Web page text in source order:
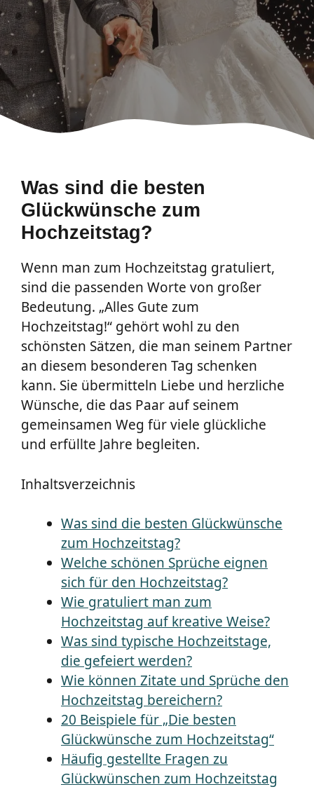
Was sind die besten
Glückwünsche zum
Hochzeitstag?
Wenn man zum Hochzeitstag gratuliert,
sind die passenden Worte von großer
Bedeutung. „Alles Gute zum
Hochzeitstag!“ gehört wohl zu den
schönsten Sätzen, die man seinem Partner
an diesem besonderen Tag schenken
kann. Sie übermitteln Liebe und herzliche
Wünsche, die das Paar auf seinem
gemeinsamen Weg für viele glückliche
und erfüllte Jahre begleiten.
Inhaltsverzeichnis
Was sind die besten Glückwünsche
zum Hochzeitstag?
Welche schönen Sprüche eignen
sich für den Hochzeitstag?
Wie gratuliert man zum
Hochzeitstag auf kreative Weise?
Was sind typische Hochzeitstage,
die gefeiert werden?
Wie können Zitate und Sprüche den
Hochzeitstag bereichern?
20 Beispiele für „Die besten
Glückwünsche zum Hochzeitstag“
Häufig gestellte Fragen zu
Glückwünschen zum Hochzeitstag